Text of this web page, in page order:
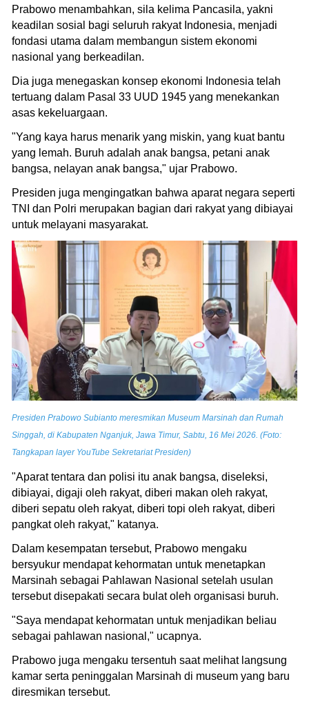
Prabowo menambahkan, sila kelima Pancasila, yakni
keadilan sosial bagi seluruh rakyat Indonesia, menjadi
fondasi utama dalam membangun sistem ekonomi
nasional yang berkeadilan.
Dia juga menegaskan konsep ekonomi Indonesia telah
tertuang dalam Pasal 33 UUD 1945 yang menekankan
asas kekeluargaan.
"Yang kaya harus menarik yang miskin, yang kuat bantu
yang lemah. Buruh adalah anak bangsa, petani anak
bangsa, nelayan anak bangsa," ujar Prabowo.
Presiden juga mengingatkan bahwa aparat negara seperti
TNI dan Polri merupakan bagian dari rakyat yang dibiayai
untuk melayani masyarakat.
Presiden Prabowo Subianto meresmikan Museum Marsinah dan Rumah
Singgah, di Kabupaten Nganjuk, Jawa Timur, Sabtu, 16 Mei 2026. (Foto:
Tangkapan layer YouTube Sekretariat Presiden)
"Aparat tentara dan polisi itu anak bangsa, diseleksi,
dibiayai, digaji oleh rakyat, diberi makan oleh rakyat,
diberi sepatu oleh rakyat, diberi topi oleh rakyat, diberi
pangkat oleh rakyat," katanya.
Dalam kesempatan tersebut, Prabowo mengaku
bersyukur mendapat kehormatan untuk menetapkan
Marsinah sebagai Pahlawan Nasional setelah usulan
tersebut disepakati secara bulat oleh organisasi buruh.
"Saya mendapat kehormatan untuk menjadikan beliau
sebagai pahlawan nasional," ucapnya.
Prabowo juga mengaku tersentuh saat melihat langsung
kamar serta peninggalan Marsinah di museum yang baru
diresmikan tersebut.